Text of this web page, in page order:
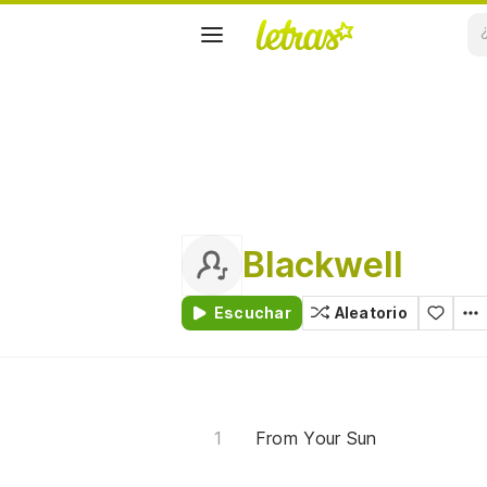
Blackwell
Escuchar Aleatorio
From Your Sun